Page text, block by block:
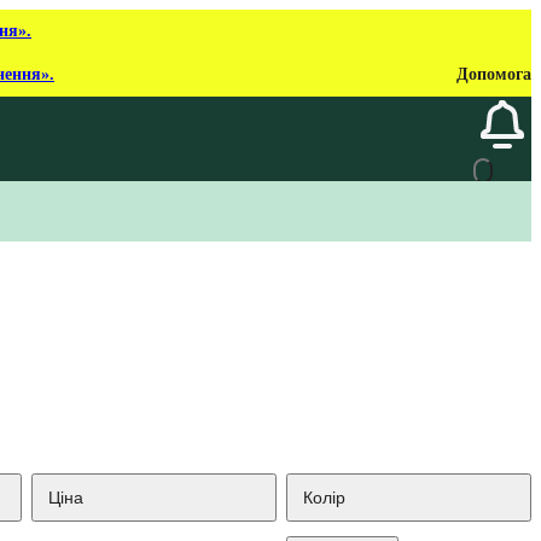
Допомога
Ціна Колір